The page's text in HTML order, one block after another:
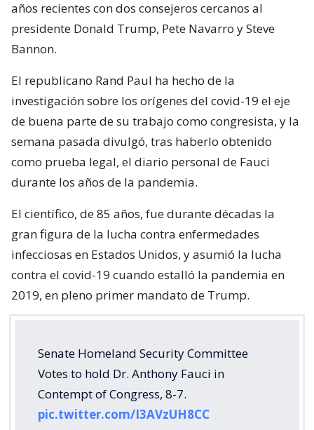
años recientes con dos consejeros cercanos al
presidente Donald Trump, Pete Navarro y Steve
Bannon.
El republicano Rand Paul ha hecho de la
investigación sobre los orígenes del covid-19 el eje
de buena parte de su trabajo como congresista, y la
semana pasada divulgó, tras haberlo obtenido
como prueba legal, el diario personal de Fauci
durante los años de la pandemia.
El científico, de 85 años, fue durante décadas la
gran figura de la lucha contra enfermedades
infecciosas en Estados Unidos, y asumió la lucha
contra el covid-19 cuando estalló la pandemia en
2019, en pleno primer mandato de Trump.
Senate Homeland Security Committee
Votes to hold Dr. Anthony Fauci in
Contempt of Congress, 8-7.
pic.twitter.com/I3AVzUH8CC